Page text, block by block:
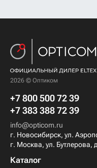
2026 © Оптиком
+7 800 500 72 39
+7 383 388 72 39
info@opticom.ru
г. Новосибирск, ул.
г. Москва, ул. Бутлерова,
Каталог